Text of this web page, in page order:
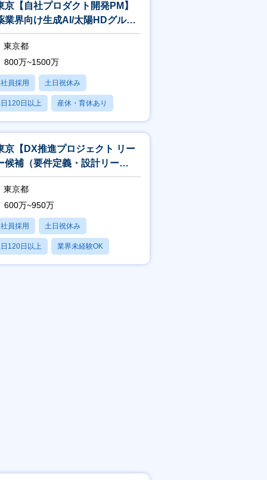
【自社プロダクト開発PM】
業界向け生成AI/太陽HDグルー
業平均15h/フレックス制
東京都
800万~1500万
員採用 土日祝休み
120日以上 産休・育休あり
業20時間以内
【DX推進プロジェクト リー
候補（要件定義・設計リー
】残業平均15h/リモート制度有
東京都
600万~950万
員採用 土日祝休み
120日以上 業界未経験OK
・育休あり